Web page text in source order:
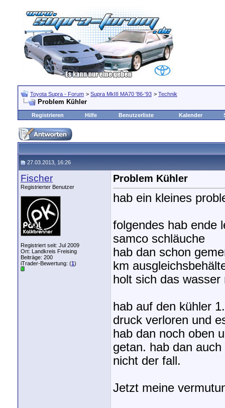
Toyota Supra - Forum > Supra MkIII MA70 '86-'93 > Technik
Problem Kühler
Registrieren Hilfe Benutzerliste Kalender
27.03.2013, 16:26
Fischer
Registrierter Benutzer
Registriert seit: Jul 2009
Ort: Landkreis Freising
Beiträge: 200
iTrader-Bewertung: (1)
Problem Kühler
hab ein kleines
folgendes hab ende
samco schläuche
hab dan schon
km
holt sich das
hab auf den kühler
druck verloren und
hab dan noch oben
getan. hab dan
nicht der fall.
Jetzt meine